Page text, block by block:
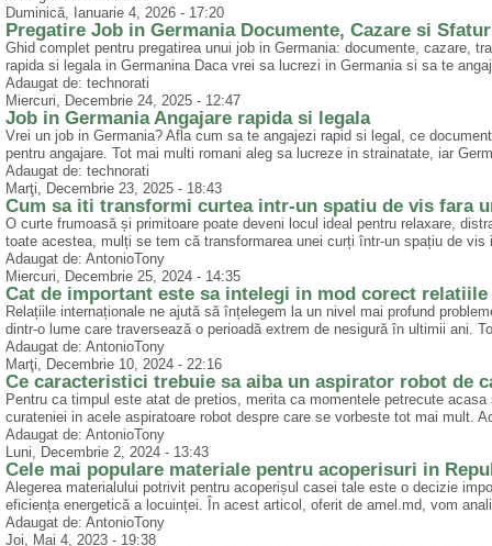
Duminică, Ianuarie 4, 2026 - 17:20
Pregatire Job in Germania Documente, Cazare si
Ghid complet pentru pregatirea unui job in Germania: documente, cazare,
rapida si legala in Germanina Daca vrei sa lucrezi in Germania si sa te
Adaugat de: technorati
Miercuri, Decembrie 24, 2025 - 12:47
Job in Germania Angajare rapida si legala
Vrei un job in Germania? Afla cum sa te angajezi rapid si legal, ce
pentru angajare. Tot mai multi romani aleg sa lucreze in strainatate, iar
Adaugat de: technorati
Marţi, Decembrie 23, 2025 - 18:43
Cum sa iti transformi curtea intr-un spatiu de vis fara
O curte frumoasă și primitoare poate deveni locul ideal pentru relaxare,
toate acestea, mulți se tem că transformarea unei curți într-un spațiu de
Adaugat de: AntonioTony
Miercuri, Decembrie 25, 2024 - 14:35
Cat de important este sa intelegi in mod corect
Relațiile internaționale ne ajută să înțelegem la un nivel mai profund
dintr-o lume care traversează o perioadă extrem de nesigură în ultimii ani.
Adaugat de: AntonioTony
Marţi, Decembrie 10, 2024 - 22:16
Ce caracteristici trebuie sa aiba un aspirator robot de
Pentru ca timpul este atat de pretios, merita ca momentele petrecute
curateniei in acele aspiratoare robot despre care se vorbeste tot mai mult.
Adaugat de: AntonioTony
Luni, Decembrie 2, 2024 - 13:43
Cele mai populare materiale pentru acoperisuri in
Alegerea materialului potrivit pentru acoperișul casei tale este o decizie
eficiența energetică a locuinței. În acest articol, oferit de amel.md, vom
Adaugat de: AntonioTony
Joi, Mai 4, 2023 - 19:38